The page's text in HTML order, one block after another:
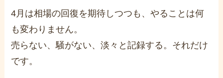
4月は相場の回復を期待しつつも、やることは何
も変わりません。
売らない、騒がない、淡々と記録する。それだけ
です。